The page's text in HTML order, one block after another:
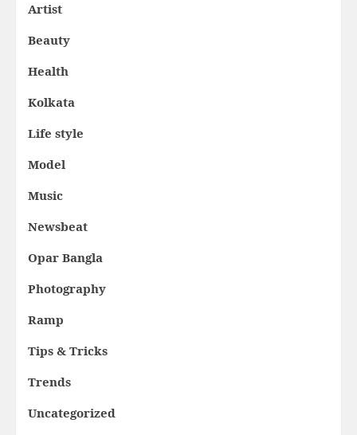
Artist
Beauty
Health
Kolkata
Life style
Model
Music
Newsbeat
Opar Bangla
Photography
Ramp
Tips & Tricks
Trends
Uncategorized